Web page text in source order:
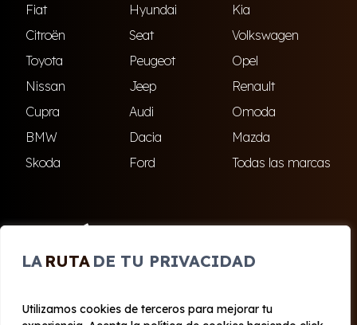
LA RUTA DE TU PRIVACIDAD
Utilizamos cookies de terceros para mejorar tu
Fiat Hyundai
Kia
Citroën
Seat
Volkswagen
Toyota
Peugeot
Opel
Nissan
Jeep
Renault
Cupra
Audi
Omoda
BMW
Dacia
Mazda
Skoda
Ford Todas las marcas
El Ejido Roquetas de Mar